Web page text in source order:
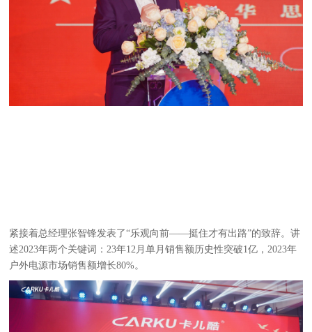
紧接着总经理张智锋发表了“乐观向前——挺住才有出路”的致辞。讲
述2023年两个关键词：23年12月单月销售额历史性突破1亿，2023年
户外电源市场销售额增长80%。